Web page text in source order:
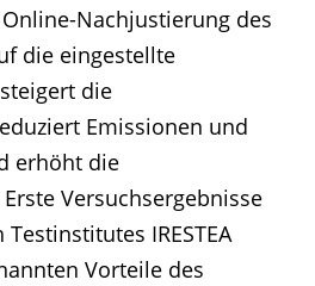
Nachjustierung des
die eingestellte
die
Emissionen und
erhöht die
Versuchsergebnisse
IRESTEA
Vorteile des